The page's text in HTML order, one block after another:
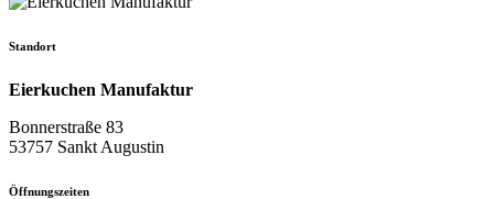
Standort
Eierkuchen Manufaktur
Bonnerstraße 83
53757 Sankt Augustin
Öffnungszeiten